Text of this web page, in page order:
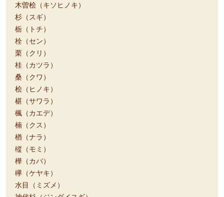
木曽桧（キソヒノキ）
杉（スギ）
栃（トチ）
栓（セン）
栗（クリ）
桂（カツラ）
桑（クワ）
桧（ヒノキ）
椹（サワラ）
楓（カエデ）
楠（クス）
楢（ナラ）
樅（モミ）
樺（カバ）
欅（ケヤキ）
水目（ミズメ）